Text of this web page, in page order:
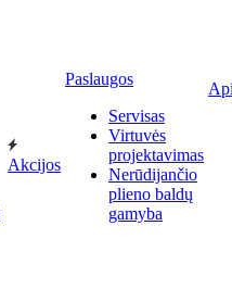
Akcijos
Paslaugos
Servisas
Virtuvės
projektavimas
Nerūdijančio
plieno baldų
gamyba